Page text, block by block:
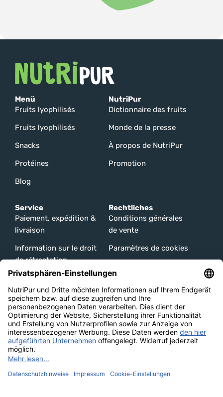
Menü
Fruits lyophilisés
Fruits lyophilisés
Snacks
Protéines
Blog
NutriPur
Dictionnaire des fruits
Monde de la presse
À propos de NutriPur
Promotion
Service
Paiement, expédition &
livraison
Information sur le droit
de rétractation
Modes de paiement
Rechtliches
Conditions générales
de vente
Paramètres de cookies
données
Mentions légales
Information sur le droit
de rétractation
Unsere Channels